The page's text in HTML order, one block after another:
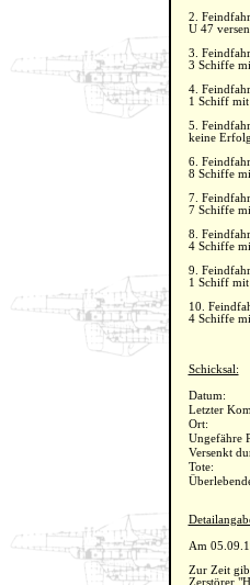
2.
U 47
3.
3 Schiffe
4.
1 Schiff mit
5.
keine
6.
8 Schiffe
7.
7 Schiffe
8.
4 Schiffe
9.
1 Schiff mit
10.
4 Schiffe
Schicksal:
Datum:
Letzter
Ort:
Ungefähre
Versenkt
Tote:
Am
Zur Zeit
Zerstörer